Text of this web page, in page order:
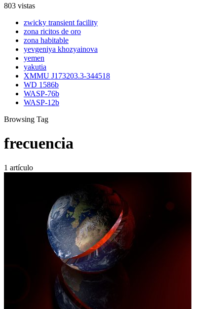
803 vistas
zwicky transient facility
zona ricitos de oro
zona habitable
yevgeniya khozyainova
yemen
yakutia
XMMU J173203.3-344518
WD 1586b
WASP-76b
WASP-12b
Browsing Tag
frecuencia
1 artículo